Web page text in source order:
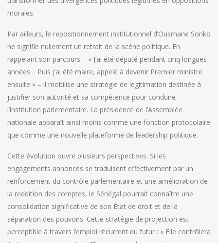
morales.
Par ailleurs, le repositionnement institutionnel d’Ousmane Sonko
ne signifie nullement un retrait de la scène politique. En
rappelant son parcours – « J’ai été député pendant cinq longues
années… Puis j’ai été maire, appelé à devenir Premier ministre
ensuite » – il mobilise une stratégie de légitimation destinée à
justifier son autorité et sa compétence pour conduire
l’institution parlementaire. La présidence de l’Assemblée
nationale apparaît ainsi moins comme une fonction protocolaire
que comme une nouvelle plateforme de leadership politique.
Cette évolution ouvre plusieurs perspectives. Si les
engagements annoncés se traduisent effectivement par un
renforcement du contrôle parlementaire et une amélioration de
la reddition des comptes, le Sénégal pourrait connaître une
consolidation significative de son État de droit et de la
séparation des pouvoirs. Cette stratégie de projection est
perceptible à travers l’emploi récurrent du futur : « Elle contrôlera